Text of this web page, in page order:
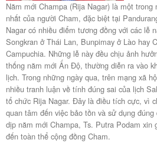
Năm mới Champa (Rija Nagar) là một
nhất của người Cham, đặc biệt tại
Nagar có nhiều điểm tương đồng với các lễ
Songkran ở Thái Lan, Bunpimay ở Lào hay
Campuchia. Những lễ này đều chịu ảnh
thống năm mới Ấn Độ, thường diễn ra vào
lịch. Trong những ngày qua, trên mạng xã
nhiều tranh luận về tính đúng sai của lịch
tổ chức Rija Nagar. Đây là điều tích cực, vì
quan tâm đến việc bảo tồn và sử dụng
dịp năm mới Champa, Ts. Putra Podam xin
đến toàn thể cộng đồng Cham.